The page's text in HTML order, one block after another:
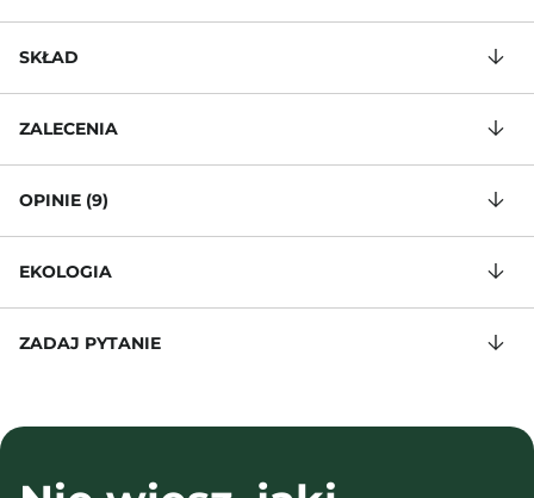
SKŁAD
ZALECENIA
OPINIE (9)
EKOLOGIA
ZADAJ PYTANIE